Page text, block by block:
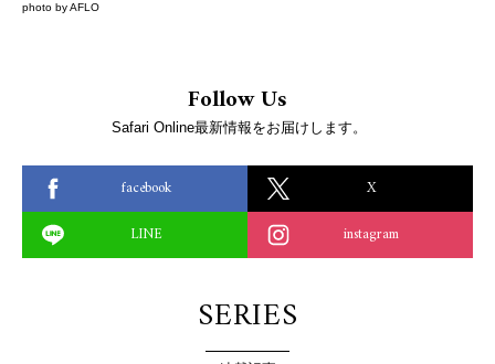
photo by AFLO
Follow Us
Safari Online最新情報をお届けします。
facebook
X
LINE
instagram
SERIES